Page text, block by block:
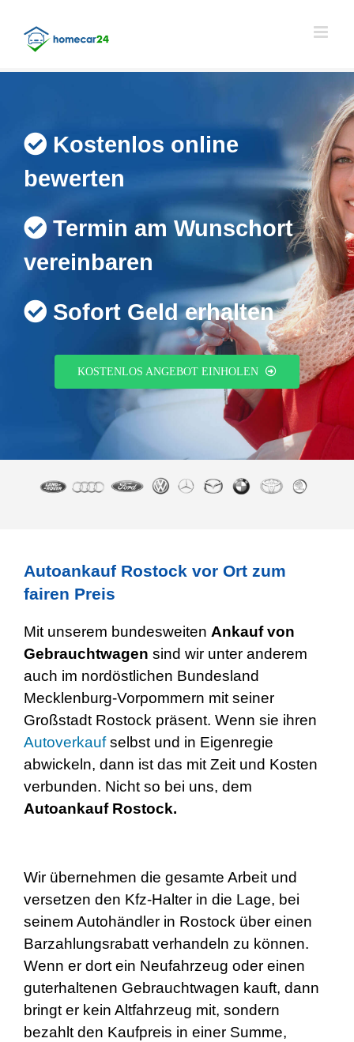
content
Kostenlos online
bewerten
Termin am Wunschort
vereinbaren
Sofort Geld erhalten
KOSTENLOS ANGEBOT EINHOLEN
Autoankauf Rostock vor Ort zum
fairen Preis
Mit unserem bundesweiten Ankauf von
Gebrauchtwagen sind wir unter anderem
auch im nordöstlichen Bundesland
Mecklenburg-Vorpommern mit seiner
Großstadt Rostock präsent. Wenn sie ihren
Autoverkaufselbst und in Eigenregie
abwickeln, dann ist das mit Zeit und Kosten
verbunden. Nicht so bei uns, dem
Autoankauf Rostock.
Wir übernehmen die gesamte Arbeit und
versetzen den Kfz-Halter in die Lage, bei
seinem Autohändler in Rostock über einen
Barzahlungsrabatt verhandeln zu können.
Wenn er dort ein Neufahrzeug oder einen
guterhaltenen Gebrauchtwagen kauft, dann
bringt er kein Altfahrzeug mit, sondern
bezahlt den Kaufpreis in einer Summe,